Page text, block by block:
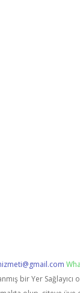
bir Yer